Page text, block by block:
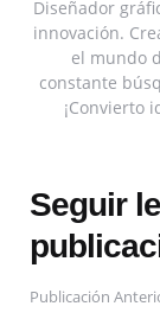
Diseñador
innovación.
el mundo
constante
¡Convierto
Seguir
Publicación